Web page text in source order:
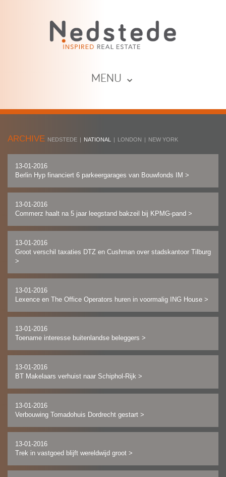
MENU ⌄
ARCHIVE NEDSTEDE | NATIONAL | LONDON | NEW YORK
13-01-2016
Berlin Hyp financiert 6 parkeergarages van Bouwfonds IM >
13-01-2016
Commerz haalt na 5 jaar leegstand bakzeil bij KPMG-pand >
13-01-2016
Groot verschil taxaties DTZ en Cushman over stadskantoor Tilburg
>
13-01-2016
Lexence en The Office Operators huren in voormalig ING House >
13-01-2016
Toename interesse buitenlandse beleggers >
13-01-2016
BT Makelaars verhuist naar Schiphol-Rijk >
13-01-2016
Verbouwing Tomadohuis Dordrecht gestart >
13-01-2016
Trek in vastgoed blijft wereldwijd groot >